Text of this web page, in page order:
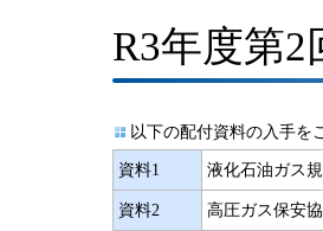
R3年度第
以下の配付資料の入手を
資料1 液化石油ガス
資料2 高圧ガス保安